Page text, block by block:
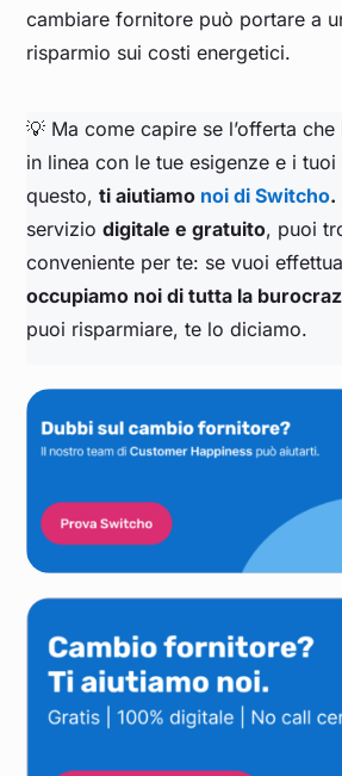
cambiare fornitore può portare a
risparmio sui costi energetici.
💡 Ma come capire se l’offerta
in linea con le tue esigenze e i tuoi
questo,ti aiutiamo noi di Switcho.
serviziodigitale e gratuito, puoi
conveniente per te: se vuoi
occupiamo noi di tutta la
puoi risparmiare, te lo diciamo.